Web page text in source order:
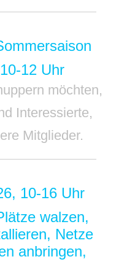
12 Uhr
möchten,
Interessierte,
Mitglieder.
10-16 Uhr
walzen,
Netze
anbringen,